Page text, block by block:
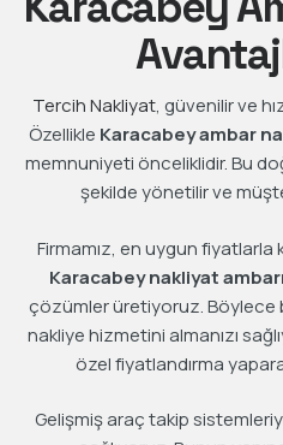
Tercih Nakliyat, güvenilir ve
Özellikle Karacabey ambar
memnuniyeti önceliklidir. Bu
şekilde yönetilir ve
Firmamız, en uygun fiyatlarla
Karacabey nakliyat ambarı
çözümler üretiyoruz.
nakliye hizmetini almanızı
özel fiyatlandırma
Gelişmiş araç takip